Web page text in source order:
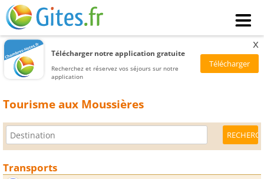
Télécharger notre application gratuite
Recherchez et réservez vos séjours sur notre
application
x
Tourisme aux Moussières
Transports